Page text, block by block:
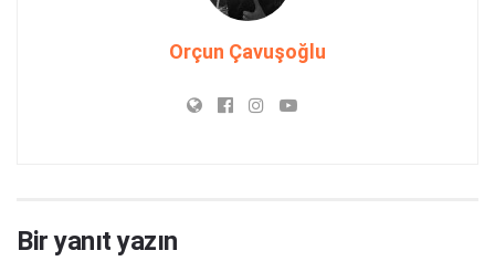
Orçun Çavuşoğlu
Bir yanıt yazın